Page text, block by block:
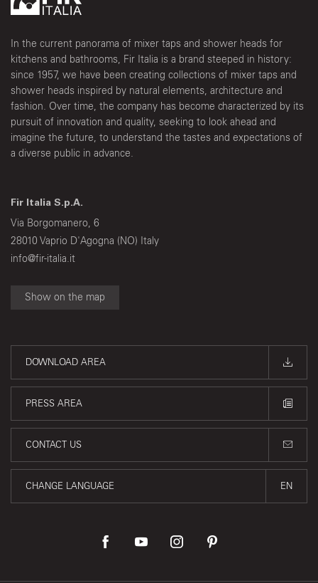
In the current panorama of mixer taps and shower heads for
kitchens and bathrooms, Fir Italia is a brand steeped in history:
since 1957, we have been creating collections of mixer taps and
shower heads inspired by natural elements, architecture and
fashion. Over time, the company has become characterized by its
pursuit of innovation and quality, seeking to look ahead and
imagine the future, to understand the tastes and expectations of
a diverse public in advance.
Fir Italia S.p.A.
Via Borgomanero, 6
28010 Vaprio D'Agogna (NO) Italy
info@fir-italia.it
Show on the map
DOWNLOAD AREA
PRESS AREA
CONTACT US
CHANGE LANGUAGE EN